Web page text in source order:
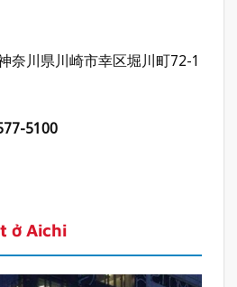
奈川県川崎市幸区堀川町72-1
5100
ở Aichi